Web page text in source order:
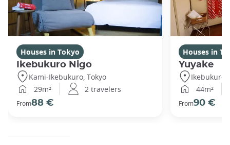
Houses in Tokyo
Ikebukuro Nigo
Kami-Ikebukuro, Tokyo
29m²
2 travelers
From88 €
Houses in
Yuyake
Ikebukuro,
44m²
From90 €